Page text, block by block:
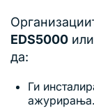
EDS5000 или
да:
Ги
ажурирања.